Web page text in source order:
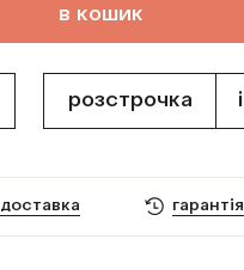
в кошик
розстрочка i
доставка гарантія